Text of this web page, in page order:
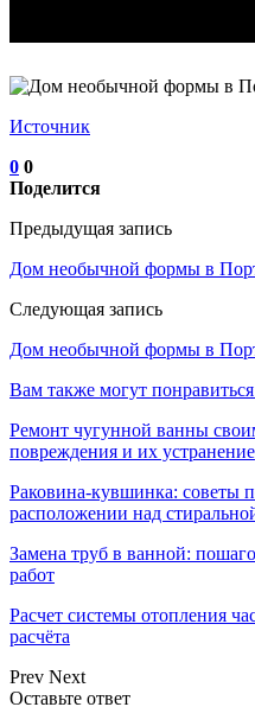
Источник
0 0
Поделится
Предыдущая запись
Дом необычной формы в
Следующая запись
Дом необычной формы в
Вам также могут понравиться
Ремонт чугунной ванны
повреждения и их устранение
Раковина-кувшинка: советы
расположении над
Замена труб в ванной:
работ
Расчет системы отопления
расчёта
Prev Next
Оставьте ответ